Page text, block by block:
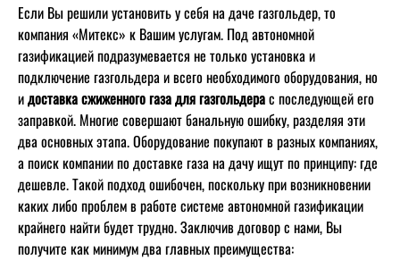
Если Вы решили установить у себя на даче газгольдер, то
компания «Митекс» к Вашим услугам. Под автономной
газификацией подразумевается не только установка и
подключение газгольдера и всего необходимого оборудования, но
идоставка сжиженного газа для газгольдерас последующей его
заправкой. Многие совершают банальную ошибку, разделяя эти
два основных этапа. Оборудование покупают в разных компаниях,
а поиск компании по доставке газа на дачу ищут по принципу: где
дешевле. Такой подход ошибочен, поскольку при возникновении
каких либо проблем в работе системе автономной газификации
крайнего найти будет трудно. Заключив договор с нами, Вы
получите как минимум два главных преимущества: